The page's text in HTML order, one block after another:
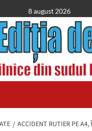
8 august 2026
ACCIDENT RUTIER PE A4,